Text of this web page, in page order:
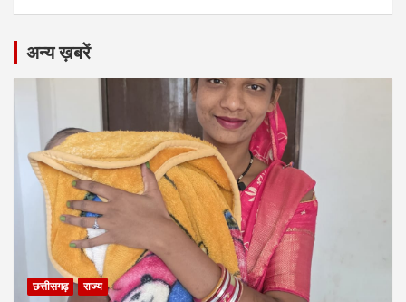
अन्य ख़बरें
छत्तीसगढ़ राज्य